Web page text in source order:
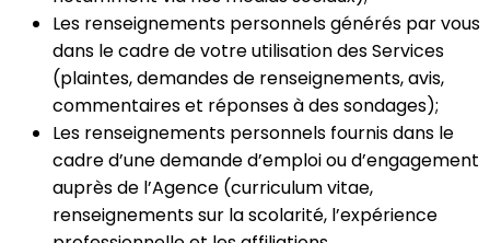
Les renseignements personnels générés par vous
dans le cadre de votre utilisation des Services
(plaintes, demandes de renseignements, avis,
commentaires et réponses à des sondages);
Les renseignements personnels fournis dans le
cadre d’une demande d’emploi ou d’engagement
auprès de l’Agence (curriculum vitae,
renseignements sur la scolarité, l’expérience